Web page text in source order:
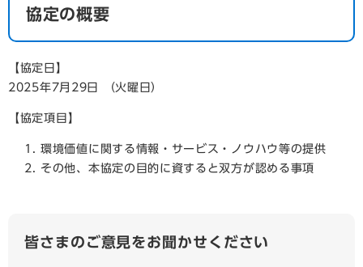
協定の概要
【協定日】
2025年7月29日 （火曜日）
【協定項目】
環境価値に関する情報・サービス・ノウハウ等の提供​
その他、本協定の目的に資すると双方が認める事項
皆さまのご意見をお聞かせください